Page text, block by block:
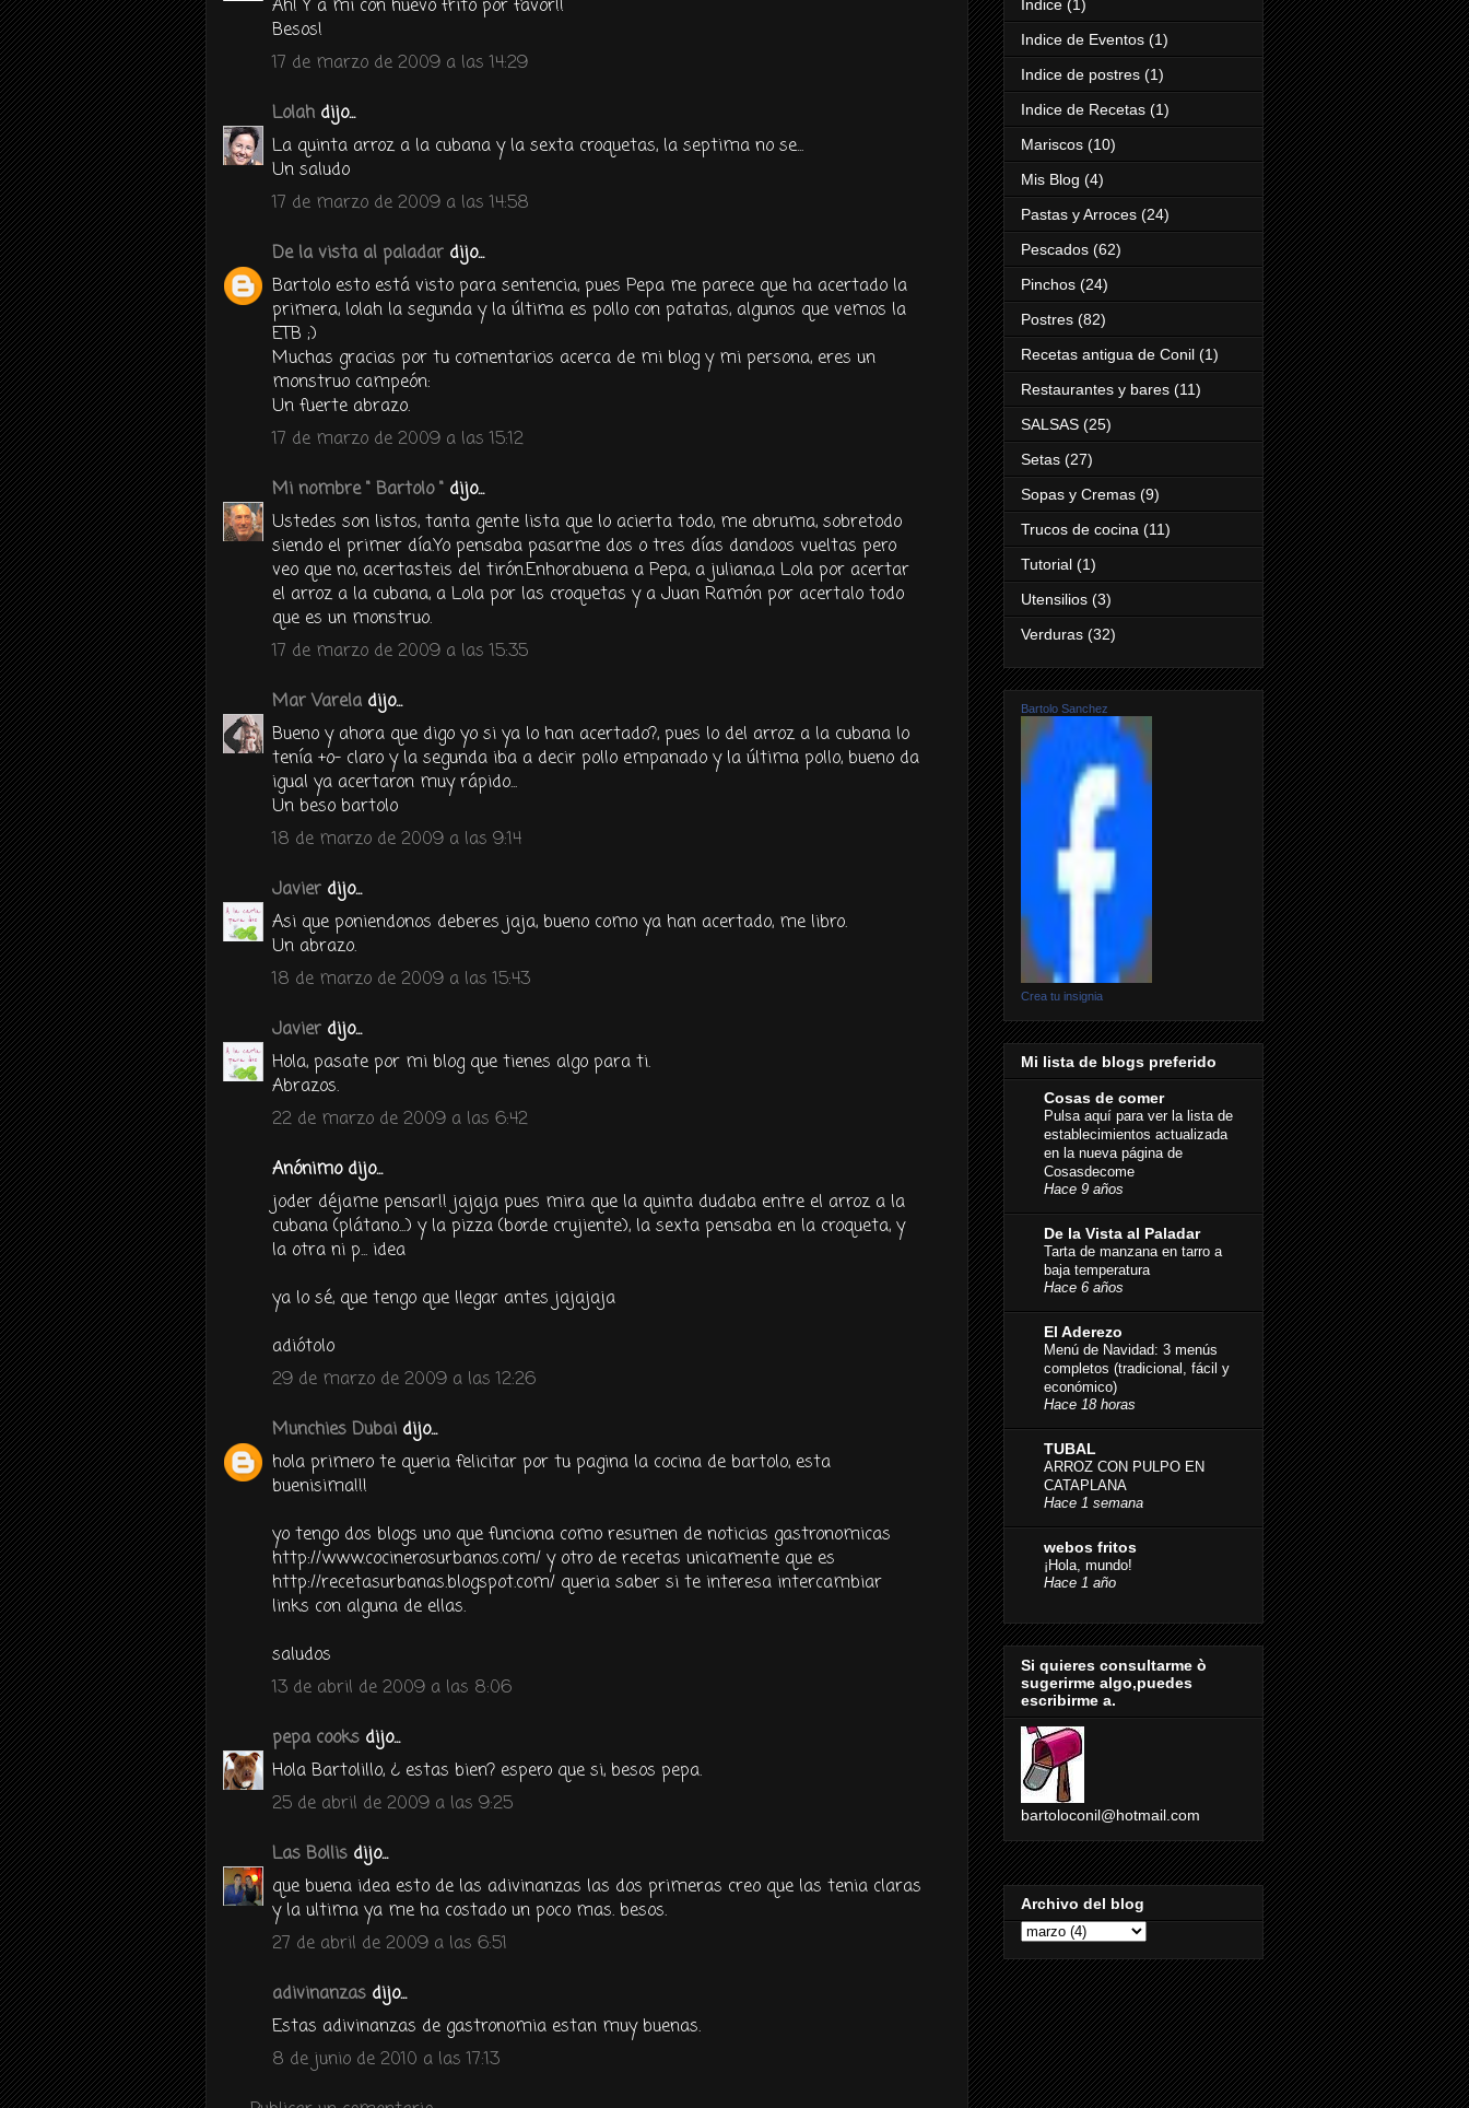
Ah! Y a mi con huevo frito por favor!!
Besos!
17 de marzo de 2009 a las 14:29
Lolah dijo...
La quinta arroz a la cubana y la sexta croquetas, la septima no se...
Un saludo
17 de marzo de 2009 a las 14:58
De la vista al paladar dijo...
Bartolo esto está visto para sentencia, pues Pepa me parece que ha acertado la
primera, lolah la segunda y la última es pollo con patatas, algunos que vemos la
ETB ;)
Muchas gracias por tu comentarios acerca de mi blog y mi persona, eres un
monstruo campeón:
Un fuerte abrazo.
17 de marzo de 2009 a las 15:12
Mi nombre " Bartolo " dijo...
Ustedes son listos, tanta gente lista que lo acierta todo, me abruma, sobretodo
siendo el primer día.Yo pensaba pasarme dos o tres días dandoos vueltas pero
veo que no, acertasteis del tirón.Enhorabuena a Pepa, a juliana,a Lola por acertar
el arroz a la cubana, a Lola por las croquetas y a Juan Ramón por acertalo todo
que es un monstruo.
17 de marzo de 2009 a las 15:35
Mar Varela dijo...
Bueno y ahora que digo yo si ya lo han acertado?, pues lo del arroz a la cubana lo
tenía +o- claro y la segunda iba a decir pollo empanado y la última pollo, bueno da
igual ya acertaron muy rápido...
Un beso bartolo
18 de marzo de 2009 a las 9:14
Javier dijo...
Asi que poniendonos deberes jaja, bueno como ya han acertado, me libro.
Un abrazo.
18 de marzo de 2009 a las 15:43
Javier dijo...
Hola, pasate por mi blog que tienes algo para ti.
Abrazos.
22 de marzo de 2009 a las 6:42
Anónimo dijo...
joder déjame pensar!! jajaja pues mira que la quinta dudaba entre el arroz a la
cubana (plátano...) y la pizza (borde crujiente), la sexta pensaba en la croqueta, y
la otra ni p... idea
ya lo sé, que tengo que llegar antes jajajaja
adiótolo
29 de marzo de 2009 a las 12:26
Munchies Dubai dijo...
hola primero te queria felicitar por tu pagina la cocina de bartolo, esta
buenisima!!!
yo tengo dos blogs uno que funciona como resumen de noticias gastronomicas
http://www.cocinerosurbanos.com/ y otro de recetas unicamente que es
http://recetasurbanas.blogspot.com/ queria saber si te interesa intercambiar
links con alguna de ellas.
saludos
13 de abril de 2009 a las 8:06
pepa cooks dijo...
Hola Bartolillo, ¿ estas bien? espero que si, besos pepa.
25 de abril de 2009 a las 9:25
Las Bollis dijo...
que buena idea esto de las adivinanzas las dos primeras creo que las tenia claras
y la ultima ya me ha costado un poco mas. besos.
27 de abril de 2009 a las 6:51
adivinanzas dijo...
Estas adivinanzas de gastronomia estan muy buenas.
8 de junio de 2010 a las 17:13
Indice (1)
Indice de Eventos (1)
Indice de postres (1)
Indice de Recetas (1)
Mariscos (10)
Mis Blog (4)
Pastas y Arroces (24)
Pescados (62)
Pinchos (24)
Postres (82)
Recetas antigua de Conil (1)
Restaurantes y bares (11)
SALSAS (25)
Setas (27)
Sopas y Cremas (9)
Trucos de cocina (11)
Tutorial (1)
Utensilios (3)
Verduras (32)
Bartolo Sanchez
Crea tu insignia
Mi lista de blogs preferido
Cosas de comer
Pulsa aquí para ver la lista de
establecimientos actualizada
en la nueva página de
Cosasdecome
Hace 9 años
De la Vista al Paladar
Tarta de manzana en tarro a
baja temperatura
Hace 6 años
El Aderezo
Menú de Navidad: 3 menús
completos (tradicional, fácil y
económico)
Hace 18 horas
TUBAL
ARROZ CON PULPO EN
CATAPLANA
Hace 1 semana
webos fritos
¡Hola, mundo!
Hace 1 año
Si quieres consultarme ò
sugerirme algo,puedes
escribirme a.
bartoloconil@hotmail.com
Archivo del blog